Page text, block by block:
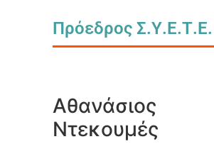
Πρόεδρος Σ.Υ.Ε.Τ.Ε.
Αθανάσιος
Ντεκουμές